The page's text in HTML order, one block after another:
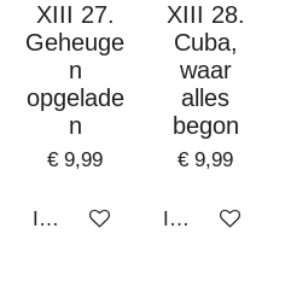
XIII 27.
Geheuge
n
opgelade
n
€ 9,99
In winkelwagen
XIII 28.
Cuba,
waar
alles
begon
€ 9,99
In winkelwagen